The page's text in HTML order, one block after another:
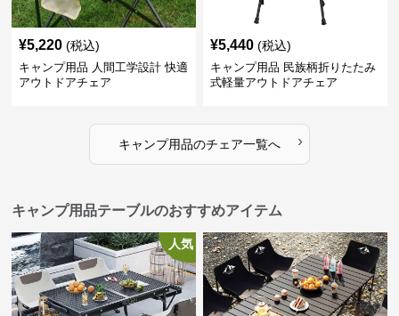
¥5,220 (税込)
キャンプ用品 人間工学設計 快適
アウトドアチェア
¥5,440 (税込)
キャンプ用品 民族柄折りたたみ
式軽量アウトドアチェア
キャンプ用品のチェア一覧へ ›
キャンプ用品テーブルのおすすめアイテム
人気